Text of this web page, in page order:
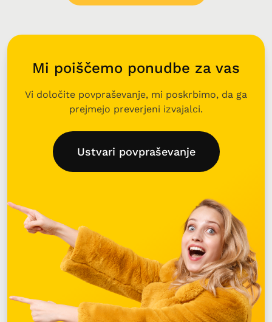
Mi poiščemo ponudbe za vas
Vi določite povpraševanje, mi poskrbimo, da ga
prejmejo preverjeni izvajalci.
Ustvari povpraševanje